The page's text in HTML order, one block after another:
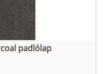
padlólap